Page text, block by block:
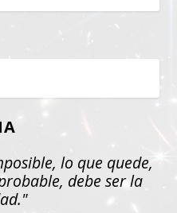
lo que quede,
debe ser la